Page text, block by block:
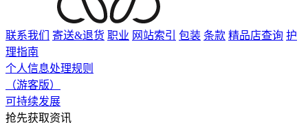
联系我们 寄送&退货 职业 网站索引 包装 条款 精品店查询 护
理指南
个人信息处理规则
（游客版）
可持续发展
抢先获取资讯